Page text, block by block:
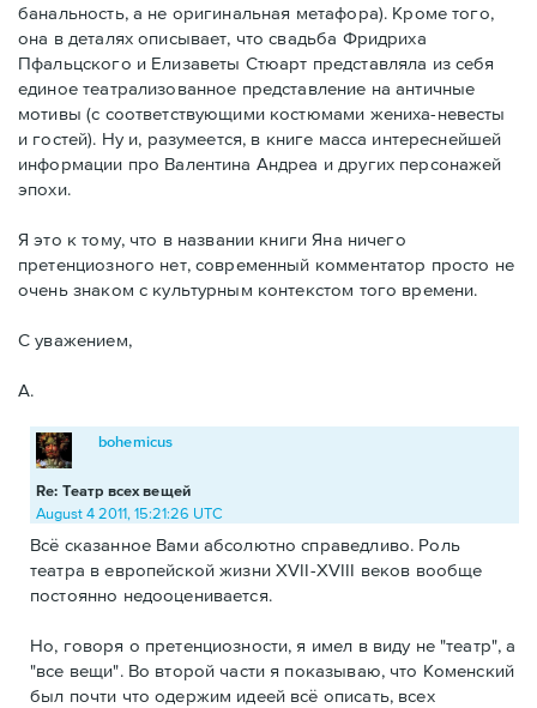
банальность, а не оригинальная метафора). Кроме того,
она в деталях описывает, что свадьба Фридриха
Пфальцского и Елизаветы Стюарт представляла из себя
единое театрализованное представление на античные
мотивы (с соответствующими костюмами жениха-невесты
и гостей). Ну и, разумеется, в книге масса интереснейшей
информации про Валентина Андреа и других персонажей
эпохи.
Я это к тому, что в названии книги Яна ничего
претенциозного нет, современный комментатор просто не
очень знаком с культурным контекстом того времени.
С уважением,
А.
Re: Театр всех вещей
bohemicus
August 4 2011, 15:21:26 UTC
Всё сказанное Вами абсолютно справедливо. Роль
театра в европейской жизни XVII-XVIII веков вообще
постоянно недооценивается.
Но, говоря о претенциозности, я имел в виду не "театр", а
"все вещи". Во второй части я показываю, что Коменский
был почти что одержим идеей всё описать, всех